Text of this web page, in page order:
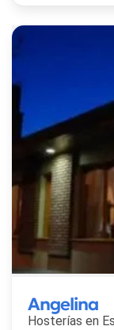
Angelina
Hosterías en